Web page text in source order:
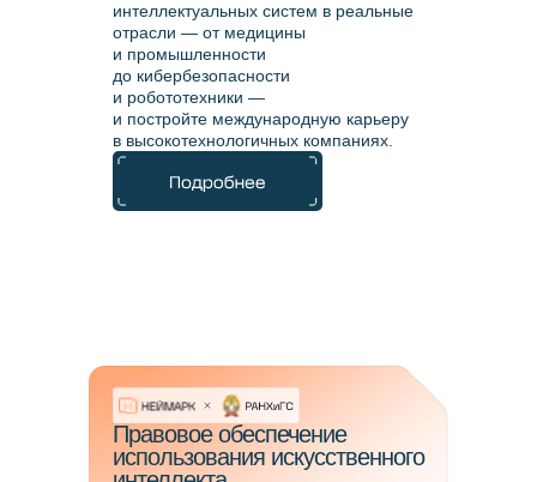
Правовое обеспечение
использования искусственного
интеллектуальных систем в реальные
отрасли — от медицины
и промышленности
до кибербезопасности
и робототехники —
и постройте международную карьеру
в высокотехнологичных компаниях.